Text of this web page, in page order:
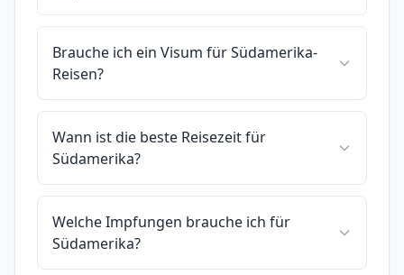
Brauche ich ein Visum für Südamerika-
Reisen?
Wann ist die beste Reisezeit für
Südamerika?
Welche Impfungen brauche ich für
Südamerika?